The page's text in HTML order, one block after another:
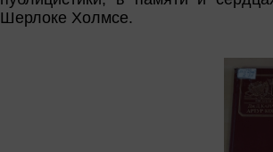
Шерлоке Холмсе.